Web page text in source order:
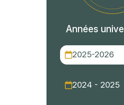
Années
2025-2026
2024 - 2025